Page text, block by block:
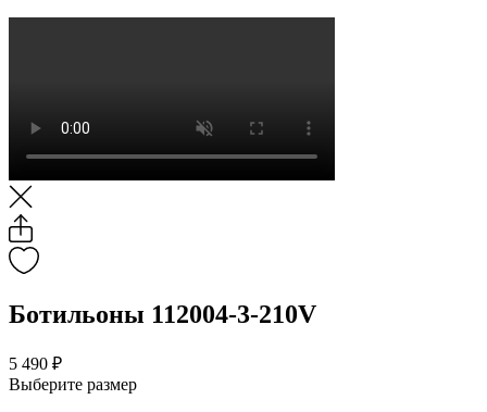
Ботильоны 112004-3-210V
5 490 ₽
Выберите размер